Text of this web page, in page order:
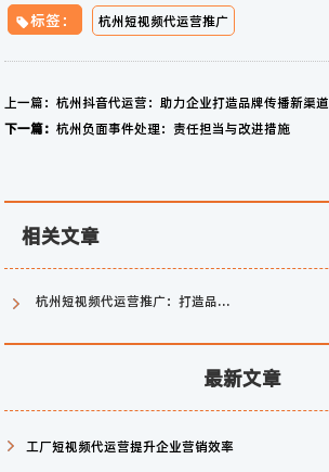
标签： 杭州短视频代运营推广
上一篇：杭州抖音代运营：助力企业打造品牌传播新渠道
下一篇：杭州负面事件处理：责任担当与改进措施
相关文章
杭州短视频代运营推广：打造品牌新风尚
最新文章
工厂短视频代运营提升企业营销效率